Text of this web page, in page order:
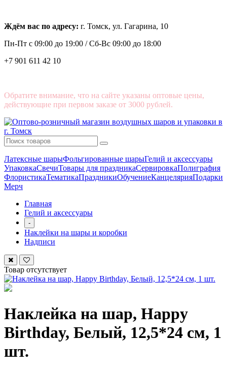
Ждём вас по адресу: г. Томск, ул. Гагарина, 10
Пн-Пт с 09:00 до 19:00 /Сб-Вс 09:00 до 18:00
+7 901 611 42 10
Обратите внимание, что на сайте указаны оптовые цены,
действующие при первом заказе от 3000 рублей.
Латексные шарыФольгированные шарыГелий и аксессуары
УпаковкаСвечиТовары для праздникаСервировкаПолиграфия
ФлористикаТематикаПраздникиОбучениеКанцелярияПодарки
Мерч
Главная
Гелий и аксессуары
-
Наклейки на шары и коробки
Надписи
Товар отсутствует
Наклейка на шар, Happy
Birthday, Белый, 12,5*24 см, 1
шт.